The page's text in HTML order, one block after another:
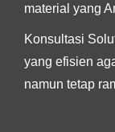
material yang
Konsultasi
yang efisien
namun tetap